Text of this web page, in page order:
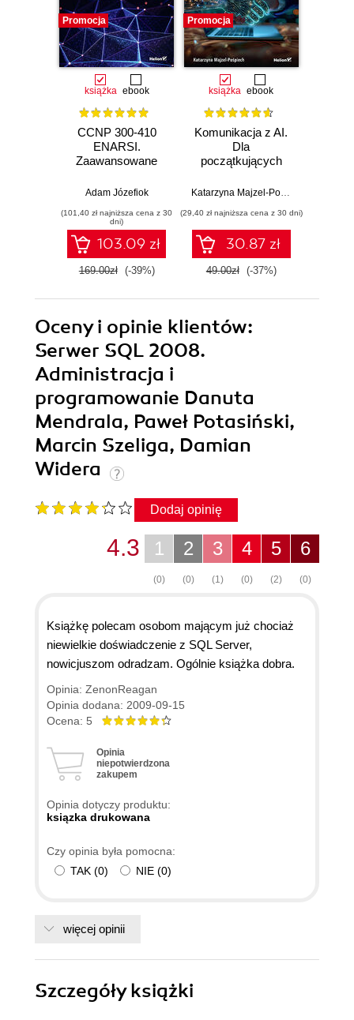
Promocja
książka ebook
CCNP 300-410
ENARSI.
Zaawansowane
sieciami
bezpieczeństwo
sieci
Adam Józefiok
(101,40 zł najniższa cena z 30
dni)
103.09 zł
169.00zł (-39%)
Promocja
książka ebook
Komunikacja z AI.
Dla
początkujących
Katarzyna Majzel-Pośpiech
(29,40 zł najniższa cena z 30 dni)
30.87 zł
49.00zł (-37%)
Oceny i opinie klientów:
Serwer SQL 2008.
Administracja i
programowanie Danuta
Mendrala, Paweł Potasiński,
Marcin Szeliga, Damian
Widera
Dodaj opinię
6
(0)
5
(2)
4
(0)
3
(1)
2
(0)
1
(0)
4.3
Książkę polecam osobom mającym już chociaż
niewielkie doświadczenie z SQL Server,
nowicjuszom odradzam. Ogólnie książka dobra.
Opinia: ZenonReagan
Opinia dodana: 2009-09-15
Ocena: 5
Opinia
niepotwierdzona
zakupem
Opinia dotyczy produktu:
ksiązka drukowana
Czy opinia była pomocna:
TAK (0) NIE (0)
więcej opinii
Szczegółyksiążki